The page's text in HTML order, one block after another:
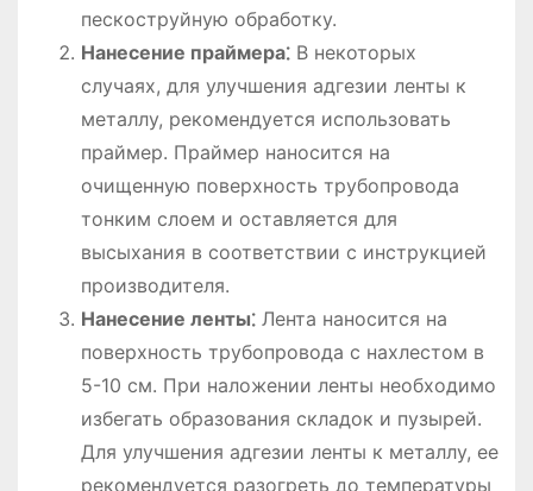
пескоструйную обработку.
Нанесение праймера⁚В некоторых
случаях, для улучшения адгезии ленты к
металлу, рекомендуется использовать
праймер. Праймер наносится на
очищенную поверхность трубопровода
тонким слоем и оставляется для
высыхания в соответствии с инструкцией
производителя.
Нанесение ленты⁚Лента наносится на
поверхность трубопровода с нахлестом в
5-10 см. При наложении ленты необходимо
избегать образования складок и пузырей.
Для улучшения адгезии ленты к металлу, ее
рекомендуется разогреть до температуры